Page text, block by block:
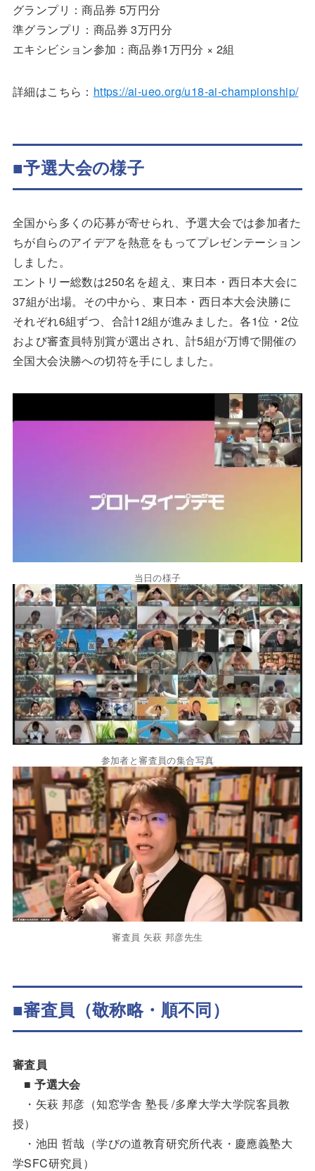
グランプリ：商品券 5万円分
準グランプリ：商品券 3万円分
エキシビション参加：商品券1万円分 × 2組
詳細はこちら： https://ai-ueo.org/u18-ai-championship/
■予選大会の様子
全国から多くの応募が寄せられ、予選大会では参加者た
ちが自らのアイデアを熱意をもってプレゼンテーション
しました。
エントリー総数は250名を超え、東日本・西日本大会に
37組が出場。その中から、東日本・西日本大会決勝に
それぞれ6組ずつ、合計12組が進みました。各1位・2位
および審査員特別賞が選出され、計5組が万博で開催の
全国大会決勝への切符を手にしました。
当日の様子
参加者と審査員の集合写真
審査員 矢萩 邦彦先生
■審査員 （敬称略・順不同）
審査員
■ 予選大会
・矢萩 邦彦（知窓学舎 塾長 /多摩大学大学院客員教
授）
・池田 哲哉（学びの道教育研究所代表・慶應義塾大
学SFC研究員）